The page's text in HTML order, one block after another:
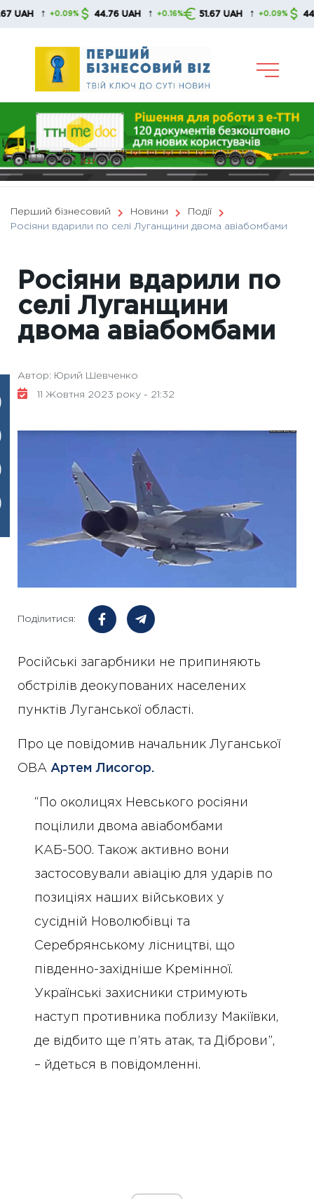
Skip
↑ +0.09% 44.76 UAH ↑ +0.16% 51.67 UAH ↑ +0.09% 44.76
Перший бізнесовий Новини
Події
Росіяни вдарили по селі Луганщини двома авіабомбами
Росіяни вдарили по
селі Луганщини
двома авіабомбами
Автор: Юрий Шевченко
11 Жовтня 2023 року - 21:32
Поділитися:
Російські загарбники не припиняють
обстрілів деокупованих населених
пунктів Луганської області.
Про це повідомив начальник Луганської
ОВА Артем Лисогор.
“По околицях Невського росіяни
поцілили двома авіабомбами
КАБ-500. Також активно вони
застосовували авіацію для ударів по
позиціях наших військових у
сусідній Новолюбівці та
Серебрянському лісництві, що
південно-західніше Кремінної.
Українські захисники стримують
наступ противника поблизу Макіївки,
де відбито ще п’ять атак, та Діброви”,
– йдеться в повідомленні.